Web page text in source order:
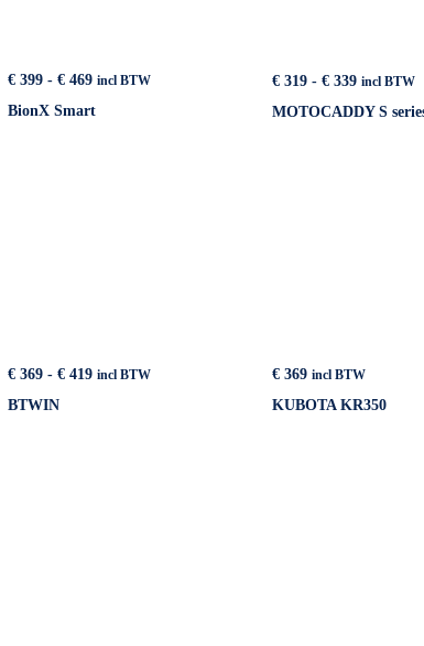
€399 - €469Prijsklasse:
tot
incl BTW
BionX Smart
€ 319 - € 339Prijsklasse:
tot
incl BTW
MOTOCADDY S
€369 - €419Prijsklasse:
incl BTW
BTWIN
€ 369 incl BTW
KUBOTA KR350